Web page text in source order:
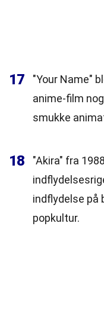
17
"Your Name"
anime-film
smukke
18
"Akira" fra
indflydelse på
popkultur.